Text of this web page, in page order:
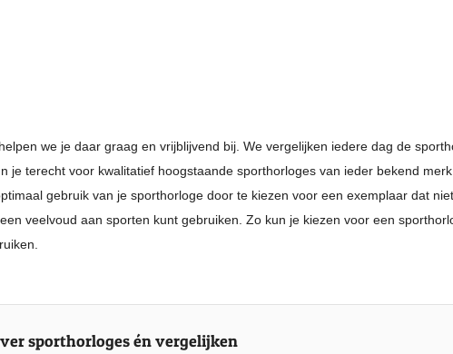
we je daar graag en vrijblijvend bij. We vergelijken iedere dag de
je terecht voor kwalitatief hoogstaande sporthorloges van ieder bekend
gebruik van je sporthorloge door te kiezen voor een exemplaar dat
veelvoud aan sporten kunt gebruiken. Zo kun je kiezen voor een
sporthorloges én vergelijken